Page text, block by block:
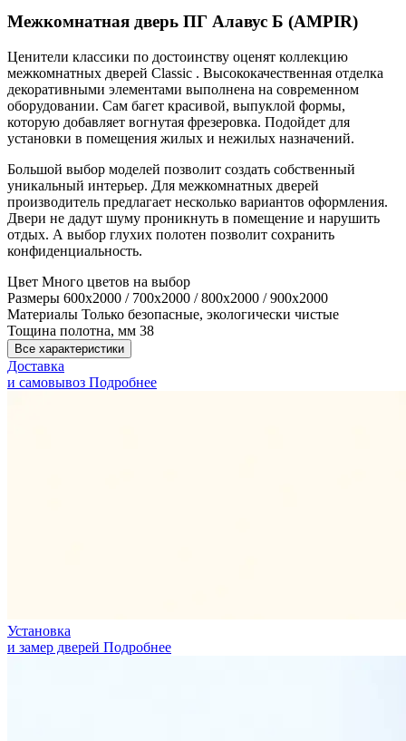
Межкомнатная дверь ПГ Алавус Б (AMPIR)
Ценители классики по достоинству оценят коллекцию
межкомнатных дверей Classic . Высококачественная отделка
декоративными элементами выполнена на современном
оборудовании. Сам багет красивой, выпуклой формы,
которую добавляет вогнутая фрезеровка. Подойдет для
установки в помещения жилых и нежилых назначений.
Большой выбор моделей позволит создать собственный
уникальный интерьер. Для межкомнатных дверей
производитель предлагает несколько вариантов оформления.
Двери не дадут шуму проникнуть в помещение и нарушить
отдых. А выбор глухих полотен позволит сохранить
конфиденциальность.
Цвет Много цветов на выбор
Размеры 600х2000 / 700х2000 / 800х2000 / 900х2000
Материалы Только безопасные, экологически чистые
Тощина полотна, мм 38
Все характеристики
Доставка
и самовывоз Подробнее
Установка
и замер дверей Подробнее